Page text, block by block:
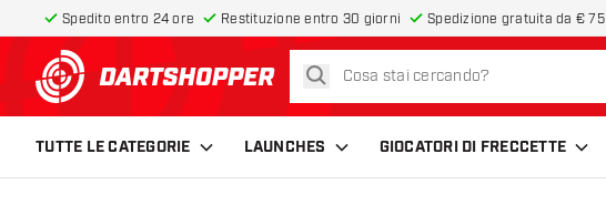
Spedito entro 24 ore Restituzione entro 30 giorni Spedizione gratuita da € 75
torna alla home page
cerca
TUTTE LE CATEGORIE LAUNCHES GIOCATORI DI FRECCETTE